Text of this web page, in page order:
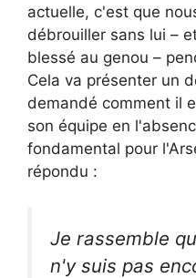
actuelle, c'est que
débrouiller sans lui –
blessé au genou –
Cela va présenter un
demandé comment il
son équipe en
fondamental pour
répondu :
Je rassemble
n'y suis pas